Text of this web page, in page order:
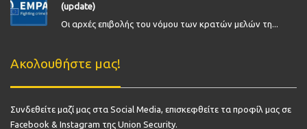
(update)
Οι αρχές επιβολής του νόμου των κρατών μελών τη...
Ακολουθήστε μας!
Συνδεθείτε μαζί μας στα Social Media, επισκεφθείτε τα προφίλ μας σε
Facebook & Instagram της Union Security.